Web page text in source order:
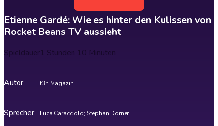
Etienne Gardé: Wie es hinter den Kulissen von
Rocket Beans TV aussieht
Spieldauer1 Stunden 10 Minuten
Autor t3n Magazin
Sprecher Luca Caracciolo; Stephan Dörner